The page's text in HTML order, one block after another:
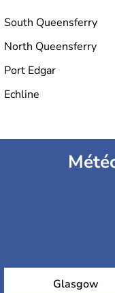
South Queensferry
North Queensferry
Port Edgar
Echline
Glasgow